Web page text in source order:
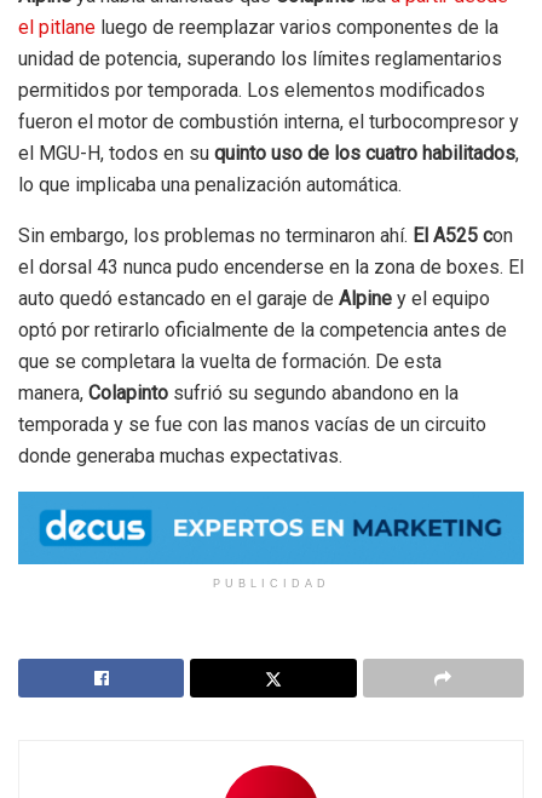
el pitlane luego de reemplazar varios componentes de la
unidad de potencia, superando los límites reglamentarios
permitidos por temporada. Los elementos modificados
fueron el motor de combustión interna, el turbocompresor y
el MGU-H, todos en su quinto uso de los cuatro habilitados,
lo que implicaba una penalización automática.
Sin embargo, los problemas no terminaron ahí. El A525 con
el dorsal 43 nunca pudo encenderse en la zona de boxes. El
auto quedó estancado en el garaje de Alpine y el equipo
optó por retirarlo oficialmente de la competencia antes de
que se completara la vuelta de formación. De esta
manera, Colapinto sufrió su segundo abandono en la
temporada y se fue con las manos vacías de un circuito
donde generaba muchas expectativas.
PUBLICIDAD